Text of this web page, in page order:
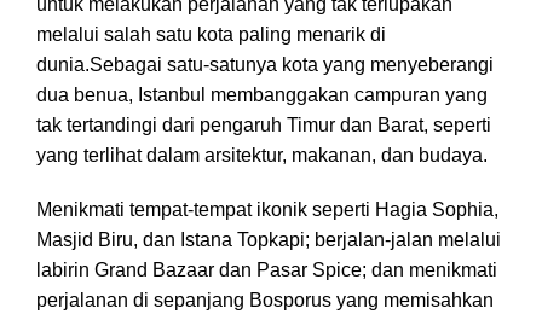
untuk melakukan perjalanan yang tak terlupakan
melalui salah satu kota paling menarik di
dunia.Sebagai satu-satunya kota yang menyeberangi
dua benua, Istanbul membanggakan campuran yang
tak tertandingi dari pengaruh Timur dan Barat, seperti
yang terlihat dalam arsitektur, makanan, dan budaya.
Menikmati tempat-tempat ikonik seperti Hagia Sophia,
Masjid Biru, dan Istana Topkapi; berjalan-jalan melalui
labirin Grand Bazaar dan Pasar Spice; dan menikmati
perjalanan di sepanjang Bosporus yang memisahkan